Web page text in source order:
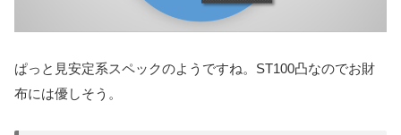
ぱっと見安定系スペックのようですね。ST100凸なのでお財
布には優しそう。